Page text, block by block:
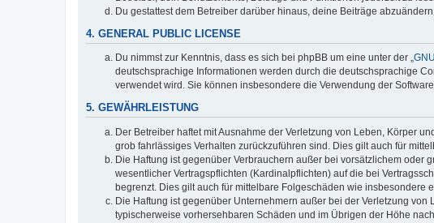
Du gestattest dem Betreiber darüber hinaus, deine Beiträge
4. GENERAL PUBLIC LICENSE
Du nimmst zur Kenntnis, dass es sich bei phpBB um eine unter der „
deutschsprachige Informationen werden durch die deutschsprachige
verwendet wird. Sie können insbesondere die Verwendung der
5. GEWÄHRLEISTUNG
Der Betreiber haftet mit Ausnahme der Verletzung von Leben, Körper
grob fahrlässiges Verhalten zurückzuführen sind. Dies gilt auch für
Die Haftung ist gegenüber Verbrauchern außer bei vorsätzlichem oder
wesentlicher Vertragspflichten (Kardinalpflichten) auf die bei
begrenzt. Dies gilt auch für mittelbare Folgeschäden wie insbesondere
Die Haftung ist gegenüber Unternehmern außer bei der Verletzung
typischerweise vorhersehbaren Schäden und im Übrigen der Höhe